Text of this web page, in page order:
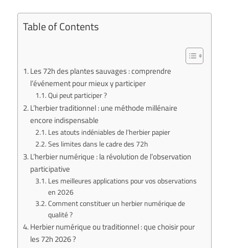
Table of Contents
Les 72h des plantes sauvages : comprendre
l’événement pour mieux y participer
Qui peut participer ?
L’herbier traditionnel : une méthode millénaire
encore indispensable
Les atouts indéniables de l’herbier papier
Ses limites dans le cadre des 72h
L’herbier numérique : la révolution de l’observation
participative
Les meilleures applications pour vos observations
en 2026
Comment constituer un herbier numérique de
qualité ?
Herbier numérique ou traditionnel : que choisir pour
les 72h 2026 ?